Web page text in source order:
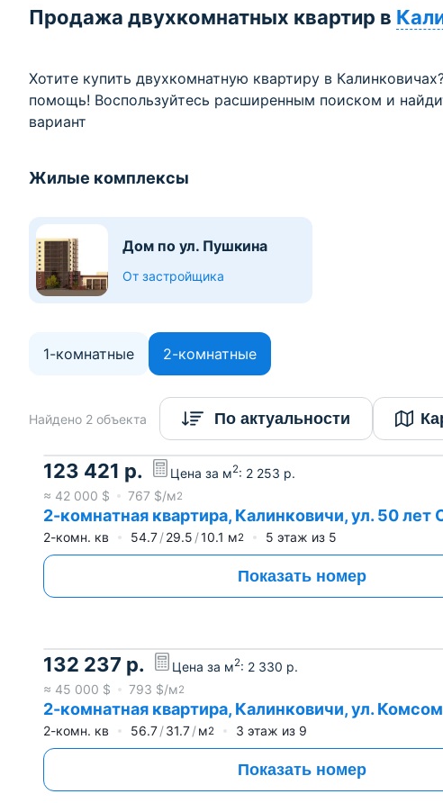
Продажа двухкомнатных квартир в
Хотите купить двухкомнатную квартиру в
помощь! Воспользуйтесь расширенным поиском и
вариант
Жилые комплексы
Дом по ул. Пушкина
От застройщика
1-комнатные 2-комнатные
Найдено 2 объекта По актуальности
123 421 р. Цена за м2: 2 253 р.
≈ 42 000 $ 767 $/м2
2-комнатная квартира, Калинковичи, ул. 50 лет
2-комн. кв 54.7 29.5 10.1 м2 5 этаж из 5
Показать номер
132 237 р. Цена за м2: 2 330 р.
≈ 45 000 $ 793 $/м2
2-комнатная квартира, Калинковичи, ул.
2-комн. кв 56.7 31.7 м2 3 этаж из 9
Показать номер